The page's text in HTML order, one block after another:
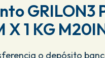
GRILON3
X 1 KG
o depósito